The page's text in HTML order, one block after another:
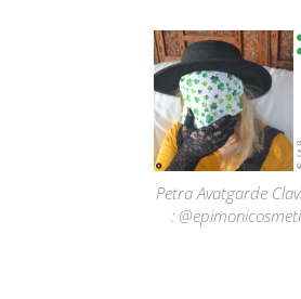
Petra Avatgarde
: